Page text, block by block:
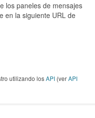
los paneles de mensajes
en la siguiente URL de
utilizando losAPI (verAPI